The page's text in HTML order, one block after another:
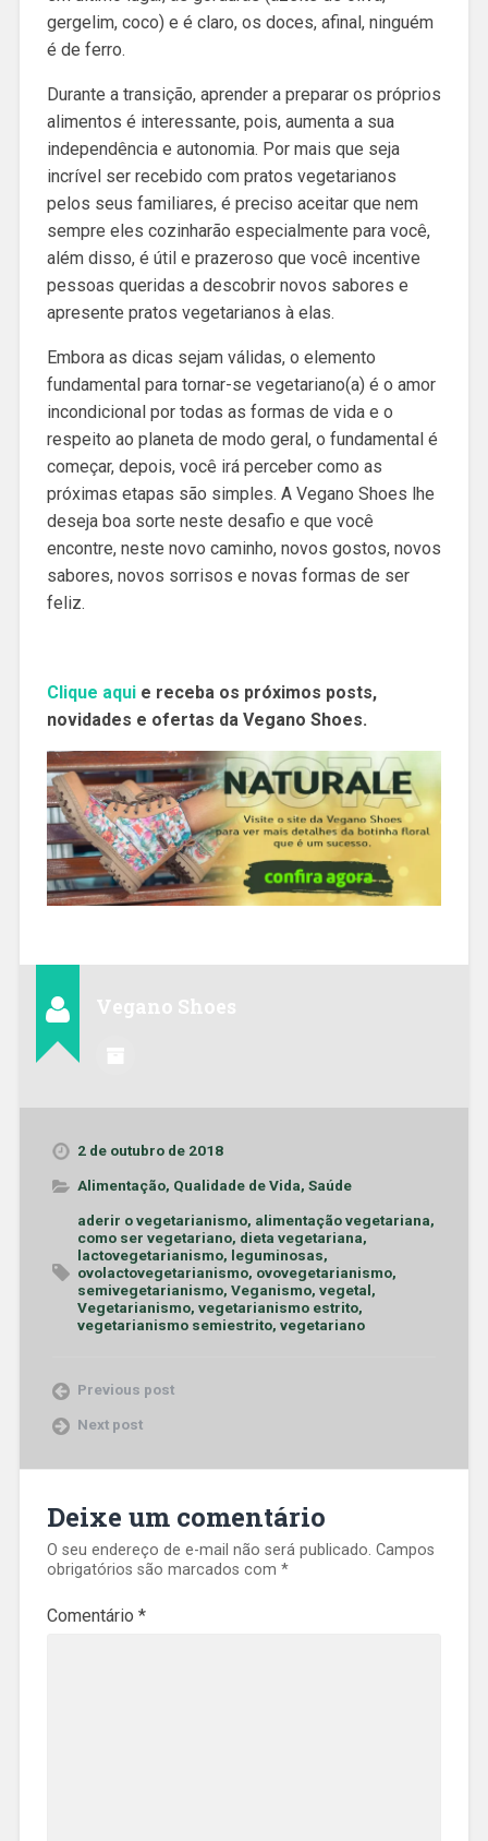
gergelim, coco) e é claro, os doces, afinal, ninguém
é de ferro.
Durante a transição, aprender a preparar os próprios
alimentos é interessante, pois, aumenta a sua
independência e autonomia. Por mais que seja
incrível ser recebido com pratos vegetarianos
pelos seus familiares, é preciso aceitar que nem
sempre eles cozinharão especialmente para você,
além disso, é útil e prazeroso que você incentive
pessoas queridas a descobrir novos sabores e
apresente pratos vegetarianos à elas.
Embora as dicas sejam válidas, o elemento
fundamental para tornar-se vegetariano(a) é o amor
incondicional por todas as formas de vida e o
respeito ao planeta de modo geral, o fundamental é
começar, depois, você irá perceber como as
próximas etapas são simples. A Vegano Shoes lhe
deseja boa sorte neste desafio e que você
encontre, neste novo caminho, novos gostos, novos
sabores, novos sorrisos e novas formas de ser
feliz.
Clique aquie receba os próximos posts,
novidades e ofertas da Vegano Shoes.
Vegano Shoes
2 de outubro de 2018
Alimentação, Qualidade de Vida, Saúde
aderir o vegetarianismo, alimentação vegetariana,
como ser vegetariano, dieta vegetariana,
lactovegetarianismo, leguminosas,
ovolactovegetarianismo, ovovegetarianismo,
semivegetarianismo, Veganismo, vegetal,
Vegetarianismo, vegetarianismo estrito,
vegetarianismo semiestrito, vegetariano
Previous post
Next post
Deixe um comentário
O seu endereço de e-mail não será publicado. Campos
obrigatórios são marcados com *
Comentário *